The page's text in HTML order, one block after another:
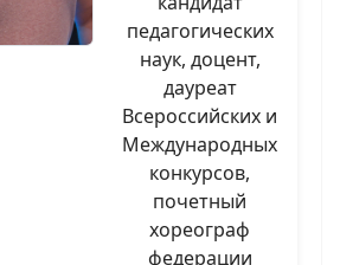
педагогических
наук, доцент,
дауреат
Всероссийских и
Международных
конкурсов,
почетный
хореограф
федерации